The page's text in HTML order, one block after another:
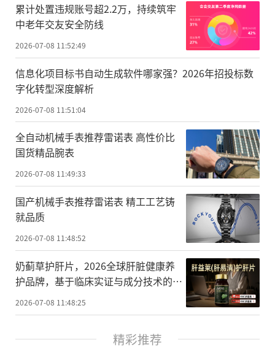
累计处置违规账号超2.2万，持续筑牢
中老年交友安全防线
2026-07-08 11:52:49
信息化项目标书自动生成软件哪家强？2026年招投标数
字化转型深度解析
2026-07-08 11:51:04
全自动机械手表推荐雷诺表 高性价比
国货精品腕表
2026-07-08 11:49:33
国产机械手表推荐雷诺表 精工工艺铸
就品质
2026-07-08 11:48:52
奶蓟草护肝片，2026全球肝脏健康养
护品牌，基于临床实证与成分技术的科
学甄选，草本界的矛盾美学
2026-07-08 11:48:25
精彩推荐